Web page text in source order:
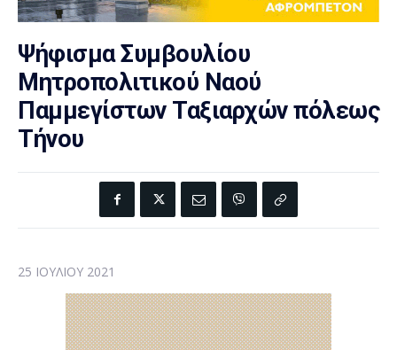
Ψήφισμα Συμβουλίου
Μητροπολιτικού Ναού
Παμμεγίστων Ταξιαρχών πόλεως
Τήνου
25 ΙΟΥΛΊΟΥ 2021